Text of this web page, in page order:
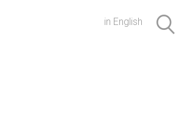
in English